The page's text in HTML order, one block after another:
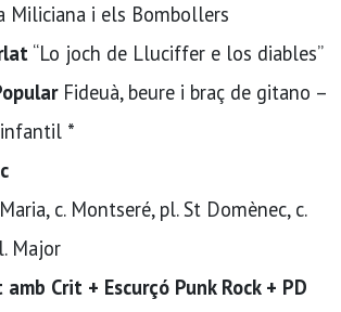
Miliciana i els Bombollers
“Lo joch de Lluciffer e los diables”
Fideuà, beure i braç de gitano –
*
c. Montseré, pl. St Domènec, c.
Major
amb Crit + Escurçó Punk Rock + PD